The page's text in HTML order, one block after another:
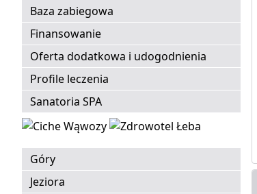
Baza zabiegowa
Finansowanie
Oferta dodatkowa i udogodnienia
Profile leczenia
Sanatoria SPA
Góry
Jeziora